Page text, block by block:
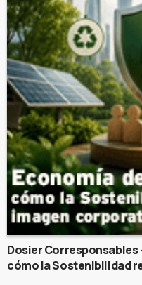
Dosier Corresponsables
cómo la Sostenibilidad